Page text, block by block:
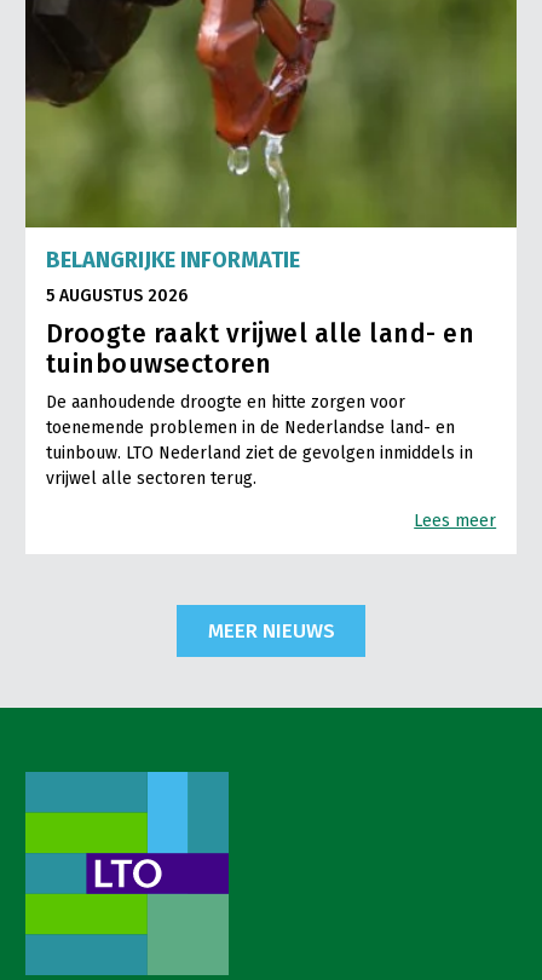
BELANGRIJKE INFORMATIE
5 AUGUSTUS 2026
Droogte raakt vrijwel alle land- en
tuinbouwsectoren
De aanhoudende droogte en hitte zorgen voor
toenemende problemen in de Nederlandse land- en
tuinbouw. LTO Nederland ziet de gevolgen inmiddels in
vrijwel alle sectoren terug.
Lees meer
MEER NIEUWS